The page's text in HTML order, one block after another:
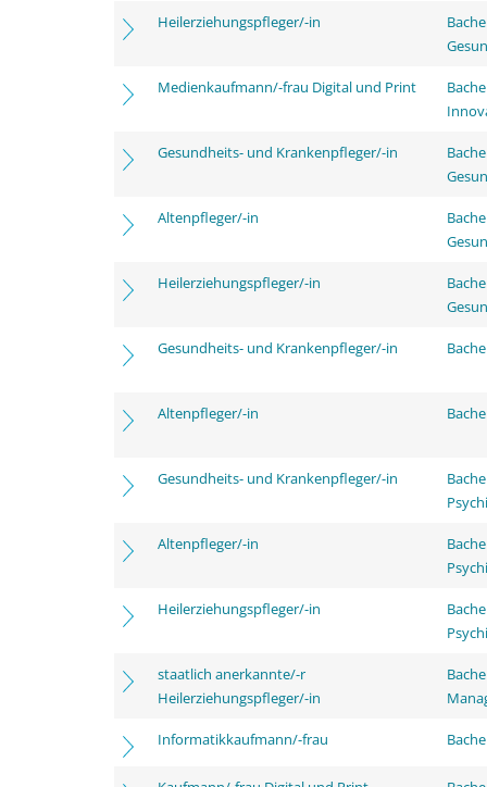
Heilerziehungspfleger/-in
Medienkaufmann/-frau Digital und Print
Gesundheits- und Krankenpfleger/-in
Altenpfleger/-in
Heilerziehungspfleger/-in
Gesundheits- und Krankenpfleger/-in
Altenpfleger/-in
Gesundheits- und Krankenpfleger/-in
Altenpfleger/-in
Heilerziehungspfleger/-in
staatlich anerkannte/-r
Heilerziehungspfleger/-in
Informatikkaufmann/-frau